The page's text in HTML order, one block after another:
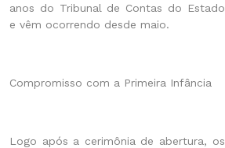
anos do Tribunal de Contas do Estado
e vêm ocorrendo desde maio.
Compromisso com a Primeira Infância
Logo após a cerimônia de abertura, os